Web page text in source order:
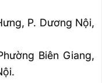
P. Dương Nội,
Biên Giang,